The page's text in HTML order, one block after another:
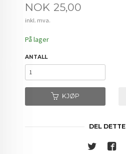
Pris
NOK 25,00
inkl. mva.
På lager
ANTALL
KJØP
DEL DETTE